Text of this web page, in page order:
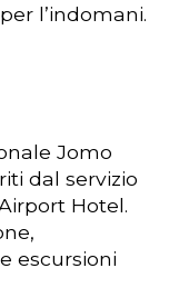
l’indomani.
Jomo
dal servizio
Hotel.
escursioni